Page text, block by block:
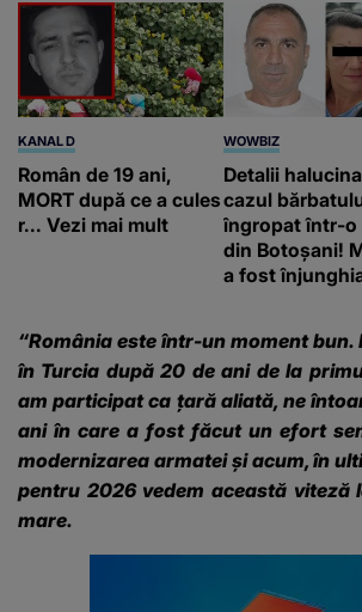
KANAL D
Român de 19 ani,
MORT după ce a cules
r... Vezi mai mult
WOWBIZ
Detalii
cazul
îngropat într-o
din Botoșani!
a fost
suspecți
“România este într-un moment bun.
în Turcia după 20 de ani de la
am participat ca țară aliată, ne
ani în care a fost făcut un efort
modernizarea armatei și acum, în
pentru 2026 vedem această viteză
mare.